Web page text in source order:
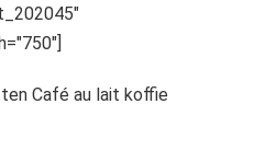
Café au lait koffie